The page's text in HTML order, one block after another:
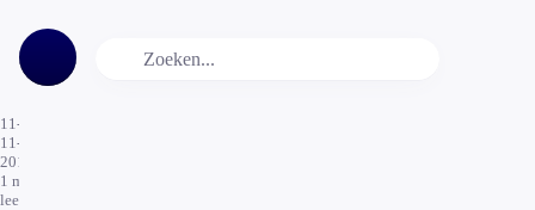
11-
11-
2016
1 min.
leestijd